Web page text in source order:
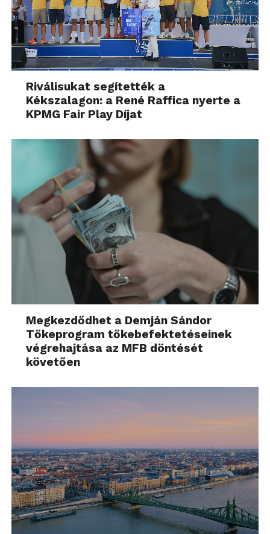
Riválisukat segítették a
Kékszalagon: a René Raffica nyerte a
KPMG Fair Play Díjat
Megkezdődhet a Demján Sándor
Tőkeprogram tőkebefektetéseinek
végrehajtása az MFB döntését
követően